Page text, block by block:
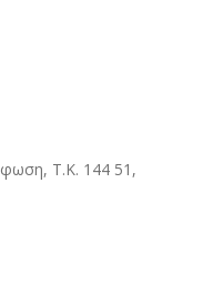
Τ.Κ. 144 51,